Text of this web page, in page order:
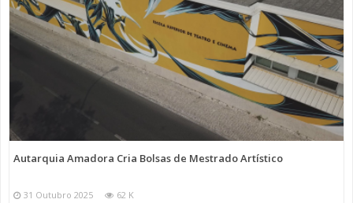
Autarquia Amadora Cria Bolsas de Mestrado Artístico
31 Outubro 2025 62 K